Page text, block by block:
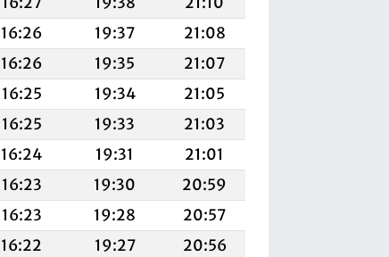
16:26 19:37
21:08
16:26 19:35
21:07
16:25 19:34
21:05
16:25 19:33
21:03
16:24 19:31
21:01
16:23 19:30
20:59
16:23 19:28
20:57
16:22 19:27
20:56